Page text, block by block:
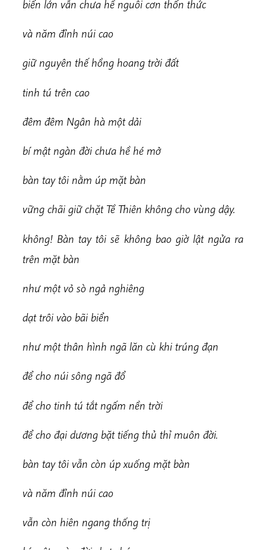
biển lớn vẫn chưa hề nguôi cơn thổn thức
và năm đỉnh núi cao
giữ nguyên thế hồng hoang trời đất
tinh tú trên cao
đêm đêm Ngân hà một dải
bí mật ngàn đời chưa hề hé mở
bàn tay tôi nằm úp mặt bàn
vững chãi giữ chặt Tề Thiên không cho vùng dậy.
không! Bàn tay tôi sẽ không bao giờ lật ngửa ra
trên mặt bàn
như một vỏ sò ngả nghiêng
dạt trôi vào bãi biển
như một thân hình ngã lăn cù khi trúng đạn
để cho núi sông ngã đổ
để cho tinh tú tắt ngấm nền trời
để cho đại dương bặt tiếng thủ thỉ muôn đời.
bàn tay tôi vẫn còn úp xuống mặt bàn
và năm đỉnh núi cao
vẫn còn hiên ngang thống trị